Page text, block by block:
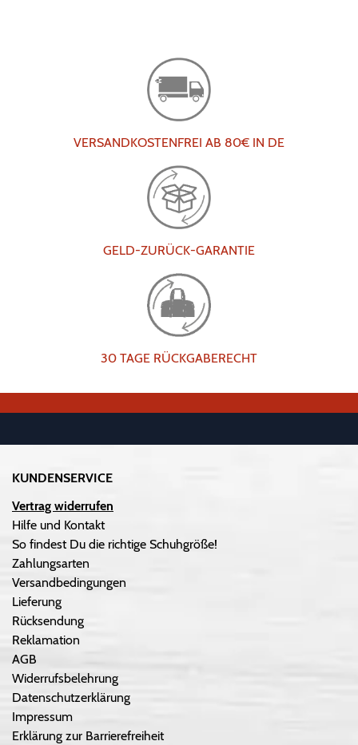
VERSANDKOSTENFREI AB 80€ IN DE
GELD-ZURÜCK-GARANTIE
30 TAGE RÜCKGABERECHT
KUNDENSERVICE
Vertrag widerrufen
Hilfe und Kontakt
So findest Du die richtige Schuhgröße!
Zahlungsarten
Versandbedingungen
Lieferung
Rücksendung
Reklamation
AGB
Widerrufsbelehrung
Datenschutzerklärung
Impressum
Erklärung zur Barrierefreiheit